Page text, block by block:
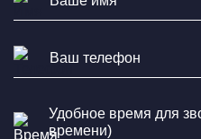
Удобное время для
времени)